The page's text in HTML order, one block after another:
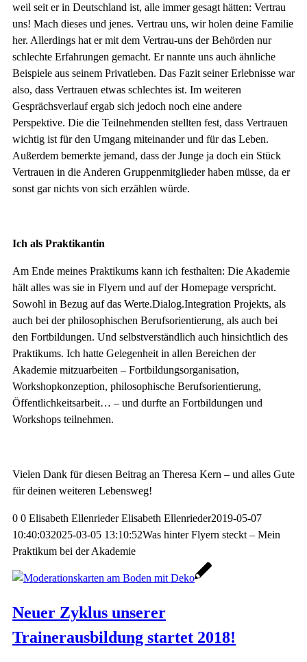
weil seit er in Deutschland ist, alle immer gesagt hätten: Vertrau
uns! Mach dieses und jenes. Vertrau uns, wir holen deine Familie
her. Allerdings hat er mit dem Vertrau-uns der Behörden nur
schlechte Erfahrungen gemacht. Er nannte uns auch ähnliche
Beispiele aus seinem Privatleben. Das Fazit seiner Erlebnisse war
also, dass Vertrauen etwas schlechtes ist. Im weiteren
Gesprächsverlauf ergab sich jedoch noch eine andere
Perspektive. Die die Teilnehmenden stellten fest, dass Vertrauen
wichtig ist für den Umgang miteinander und für das Leben.
Außerdem bemerkte jemand, dass der Junge ja doch ein Stück
Vertrauen in die Anderen Gruppenmitglieder haben müsse, da er
sonst gar nichts von sich erzählen würde.
Ich als Praktikantin
Am Ende meines Praktikums kann ich festhalten: Die Akademie
hält alles was sie in Flyern und auf der Homepage verspricht.
Sowohl in Bezug auf das Werte.Dialog.Integration Projekts, als
auch bei der philosophischen Berufsorientierung, als auch bei
den Fortbildungen. Und selbstverständlich auch hinsichtlich des
Praktikums. Ich hatte Gelegenheit in allen Bereichen der
Akademie mitzuarbeiten – Fortbildungsorganisation,
Workshopkonzeption, philosophische Berufsorientierung,
Öffentlichkeitsarbeit… – und durfte an Fortbildungen und
Workshops teilnehmen.
Vielen Dank für diesen Beitrag an Theresa Kern – und alles Gute
für deinen weiteren Lebensweg!
0 0 Elisabeth Ellenrieder Elisabeth Ellenrieder2019-05-07
10:40:032025-03-05 13:10:52Was hinter Flyern steckt – Mein
Praktikum bei der Akademie
Neuer Zyklus unserer
Trainerausbildung startet 2018!